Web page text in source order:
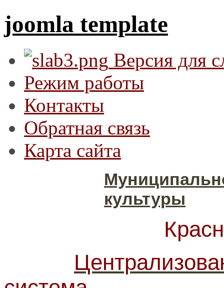
joomla template
Версия для
Режим работы
Контакты
Обратная связь
Карта сайта
культуры